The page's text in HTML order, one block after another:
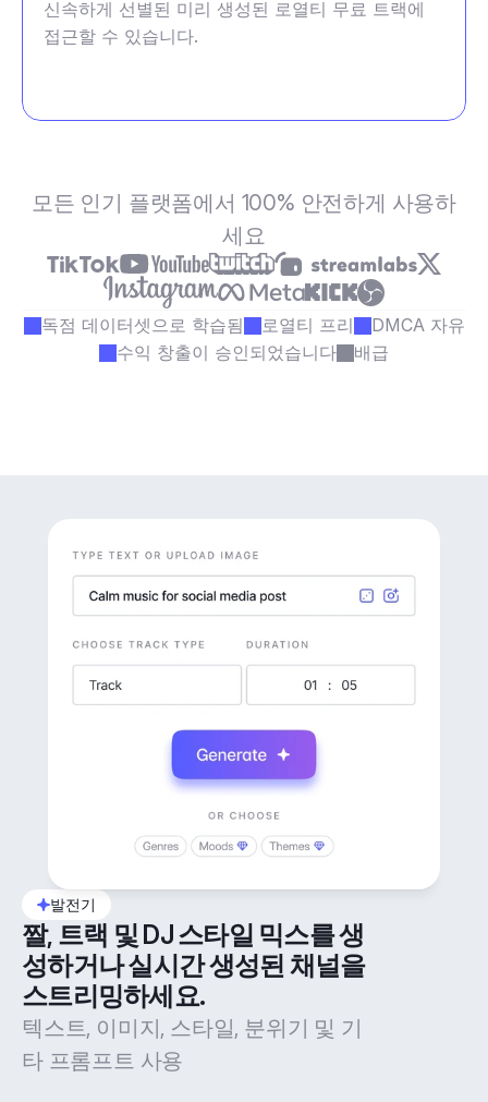
신속하게 선별된 미리 생성된 로열티 무료 트랙에
접근할 수 있습니다.
모든 인기 플랫폼에서 100% 안전하게 사용하
세요
독점 데이터셋으로 학습됨 로열티 프리
DMCA 자유
수익 창출이 승인되었습니다
배급
발전기
짤, 트랙 및 DJ 스타일 믹스를 생
성하거나 실시간 생성된 채널을
스트리밍하세요.
텍스트, 이미지, 스타일, 분위기 및 기
타 프롬프트 사용